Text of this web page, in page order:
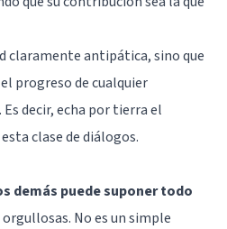
claramente antipática, sino que
progreso de cualquier
decir, echa por tierra el
clase de diálogos.
demás puede suponer todo
No es un simple